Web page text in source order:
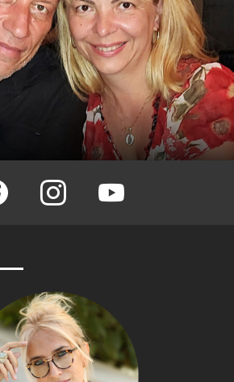
facebook instagram youtube